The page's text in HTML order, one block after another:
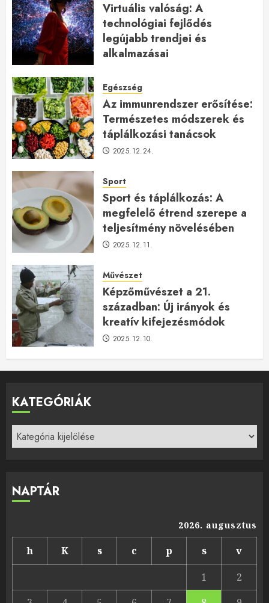
Virtuális valóság: A
technológiai fejlődés
legújabb trendjei és
alkalmazásai
Egészség
Az immunrendszer erősítése:
Természetes módszerek és
táplálkozási tanácsok
2025.12.24.
Sport
Sport és táplálkozás: A
megfelelő étrend szerepe a
teljesítmény növelésében
2025.12.11.
Művészet
Képzőművészet a 21.
században: Új irányok és
kreatív kifejezésmódok
2025.12.10.
KATEGÓRIÁK
Kategóriák
NAPTÁR
2026. augusztus
h K s c p s
v
1
2